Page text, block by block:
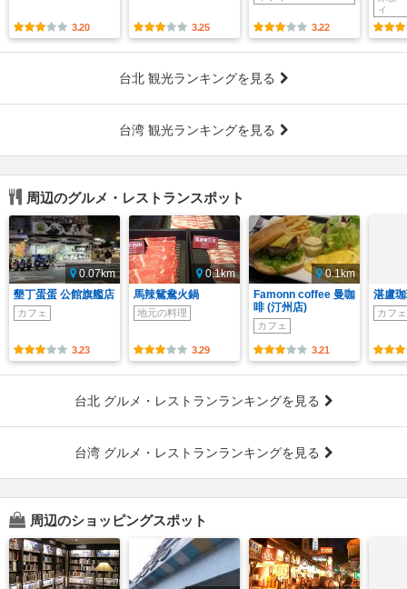
3.20 3.25 3.22
ィ
台北 観光ランキングを見る
台湾 観光ランキングを見る
周辺のグルメ・レストランスポット
0.07km
墾丁蛋蛋 公館旗艦店
カフェ
3.23
0.1km
馬辣鴛鴦火鍋
地元の料理
3.29
0.1km
Famonn coffee 曼咖
啡 (汀州店)
カフェ
3.21
湛盧
カフェ
台北 グルメ・レストランランキングを見る
台湾 グルメ・レストランランキングを見る
周辺のショッピングスポット